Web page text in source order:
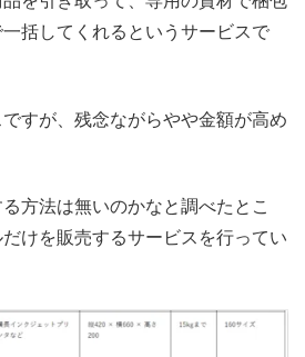
括してくれるというサービスで
すが、残念ながらやや金額が高め
方法は無いのかなと調べたとこ
けを販売するサービスを行ってい